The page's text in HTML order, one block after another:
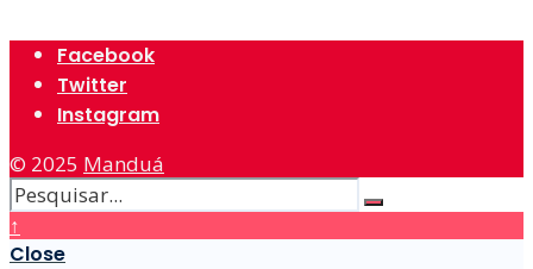
Facebook
Twitter
Instagram
© 2025 Manduá
↑
Close